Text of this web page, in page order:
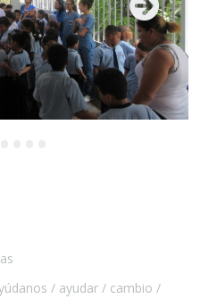
ayudar
cambio